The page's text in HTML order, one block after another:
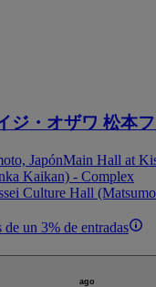
ジ・オザワ 松本
JapónMain Hall at
Kaikan) - Complex
Culture Hall
de un 3% de entradas
ago